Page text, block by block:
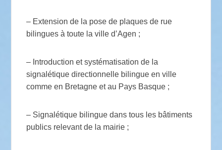
– Extension de la pose de plaques de rue
bilingues à toute la ville d’Agen ;
– Introduction et systématisation de la
signalétique directionnelle bilingue en ville
comme en Bretagne et au Pays Basque ;
– Signalétique bilingue dans tous les bâtiments
publics relevant de la mairie ;